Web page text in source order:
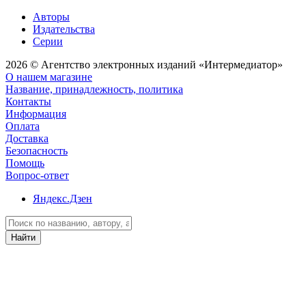
Авторы
Издательства
Серии
2026 © Агентство электронных изданий «Интермедиатор»
О нашем магазине
Название, принадлежность, политика
Контакты
Информация
Оплата
Доставка
Безопасность
Помощь
Вопрос-ответ
Яндекс.Дзен
Найти